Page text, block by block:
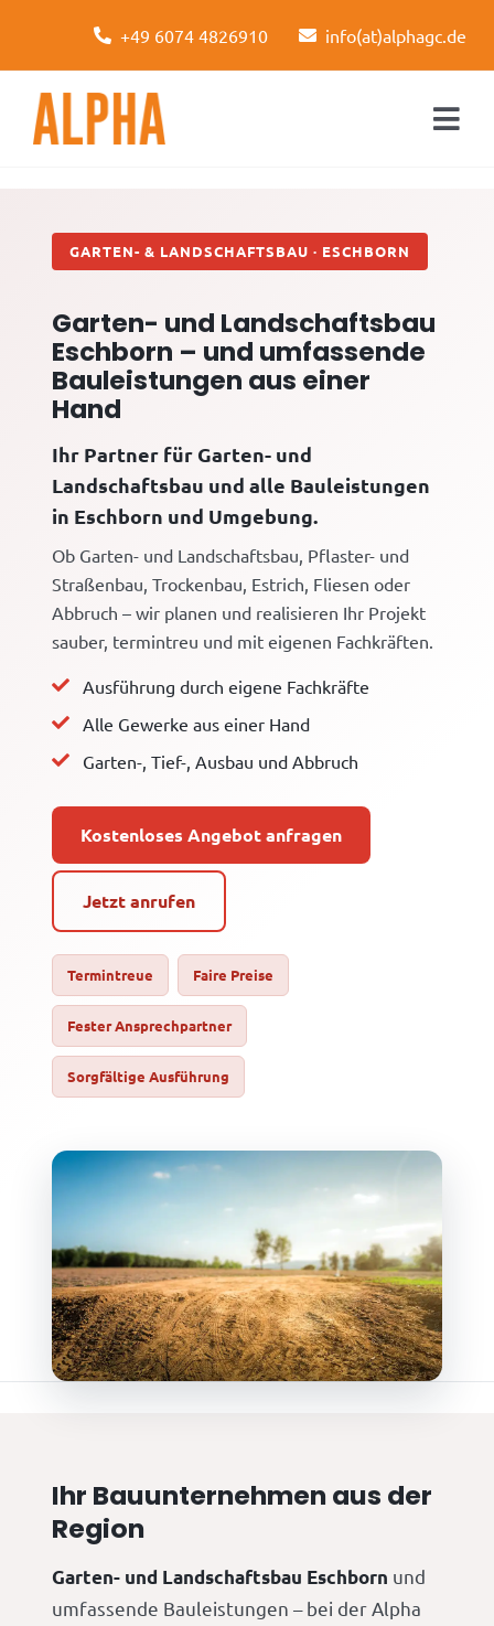
content
+49 6074 4826910 info(at)alphagc.de
Leistungen
Kontakt
GARTEN- & LANDSCHAFTSBAU · ESCHBORN
Garten- und Landschaftsbau
Eschborn – und umfassende
Bauleistungen aus einer
Hand
Ihr Partner für Garten- und
Landschaftsbau und alle Bauleistungen
in Eschborn und Umgebung.
Ob Garten- und Landschaftsbau, Pflaster- und
Straßenbau, Trockenbau, Estrich, Fliesen oder
Abbruch – wir planen und realisieren Ihr Projekt
sauber, termintreu und mit eigenen Fachkräften.
Ausführung durch eigene Fachkräfte
Alle Gewerke aus einer Hand
Garten-, Tief-, Ausbau und Abbruch
Kostenloses Angebot anfragen
Jetzt anrufen
Termintreue Faire Preise
Fester Ansprechpartner
Sorgfältige Ausführung
Ihr Bauunternehmen aus der
Region
Garten- und Landschaftsbau Eschborn und
umfassende Bauleistungen – bei der Alpha